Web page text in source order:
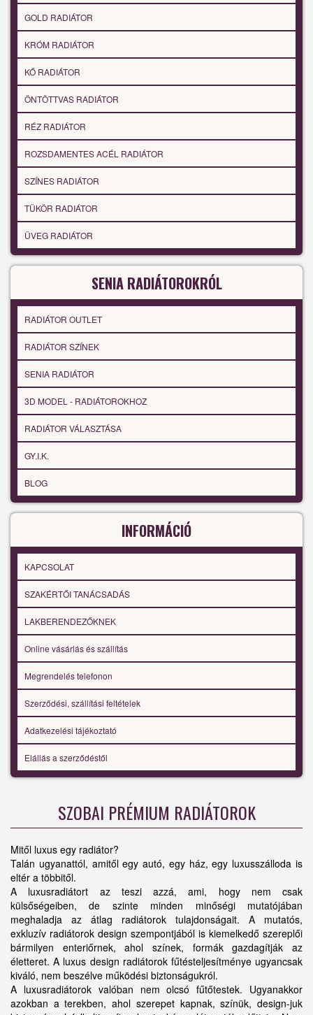
GOLD RADIÁTOR
KRÓM RADIÁTOR
KŐ RADIÁTOR
ÖNTÖTTVAS RADIÁTOR
RÉZ RADIÁTOR
ROZSDAMENTES ACÉL RADIÁTOR
SZÍNES RADIÁTOR
TÜKÖR RADIÁTOR
ÜVEG RADIÁTOR
SENIA RADIÁTOROKRÓL
RADIÁTOR OUTLET
RADIÁTOR SZÍNEK
SENIA RADIÁTOR
3D MODEL - RADIÁTOROKHOZ
RADIÁTOR VÁLASZTÁSA
GY.I.K.
BLOG
INFORMÁCIÓ
KAPCSOLAT
SZAKÉRTŐI TANÁCSADÁS
LAKBERENDEZŐKNEK
Online vásárlás és szállítás
Megrendelés telefonon
Szerződési, szállítási feltételek
Adatkezelési tájékoztató
Elállás a szerződéstől
SZOBAI PRÉMIUM RADIÁTOROK
Mitől luxus egy radiátor?
Talán ugyanattól, amitől egy autó, egy ház, egy luxusszálloda is
eltér a többitől.
A luxusradiátort az teszi azzá, ami, hogy nem csak
külsőségeiben, de szinte minden minőségi mutatójában
meghaladja az átlag radiátorok tulajdonságait. A mutatós,
exkluzív radiátorok design szempontjából is kiemelkedő szereplői
bármilyen enteriőrnek, ahol színek, formák gazdagítják az
életteret. A luxus design radiátorok fűtésteljesítménye ugyancsak
kiváló, nem beszélve működési biztonságukról.
A luxusradiátorok valóban nem olcsó fűtőtestek. Ugyanakkor
azokban a terekben, ahol szerepet kapnak, színük, design-juk